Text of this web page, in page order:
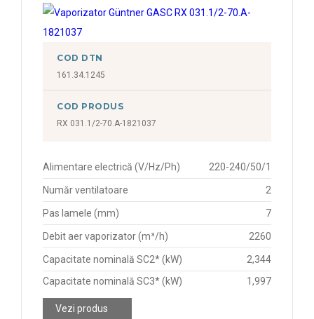
COD DTN
161.34.1245
COD PRODUS
RX 031.1/2-70.A-1821037
Alimentare electrică (V/Hz/Ph) 220-240/50/1
Număr ventilatoare 2
Pas lamele (mm) 7
Debit aer vaporizator (m³/h) 2260
Capacitate nominală SC2* (kW)
2,344
Capacitate nominală SC3* (kW)
1,997
Vezi produs